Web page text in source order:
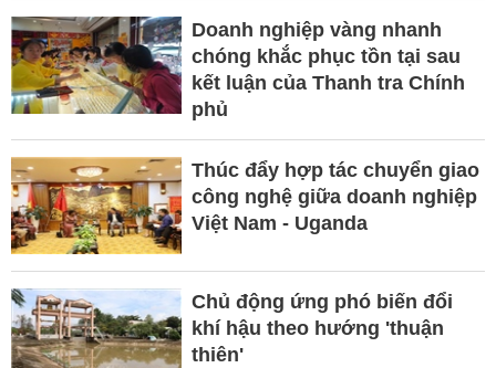
Doanh nghiệp vàng nhanh
chóng khắc phục tồn tại sau
kết luận của Thanh tra Chính
phủ
Thúc đẩy hợp tác chuyển giao
công nghệ giữa doanh nghiệp
Việt Nam - Uganda
Chủ động ứng phó biến đổi
khí hậu theo hướng 'thuận
thiên'